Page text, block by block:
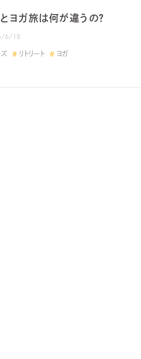
とヨガ旅は何が違うの？
6/18
リトリート ヨガ